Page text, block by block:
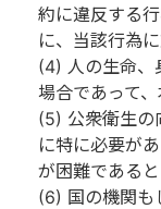
約に違反する
に、当該行為
人の生命、
場合であって
公衆衛生の
に特に必要が
が困難である
国の機関